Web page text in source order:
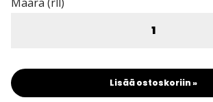
Lisää ostoskoriin »